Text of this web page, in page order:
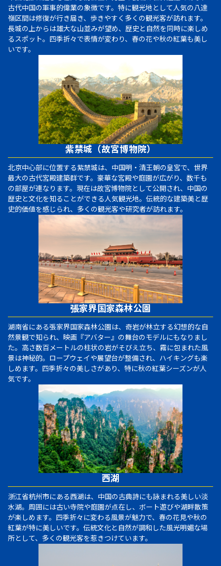
古代中国の軍事的偉業の象徴です。特に観光地として人気の八達
嶺区間は修復が行き届き、歩きやすく多くの観光客が訪れます。
長城の上からは雄大な山並みが望め、歴史と自然を同時に楽しめ
るスポット。四季折々で表情が変わり、春の花や秋の紅葉も美し
いです。
紫禁城（故宮博物院）
北京中心部に位置する紫禁城は、中国明・清王朝の皇宮で、世界
最大の古代宮殿建築群です。豪華な宮殿や庭園が広がり、数千も
の部屋が連なります。現在は故宮博物院として公開され、中国の
歴史と文化を知ることができる人気観光地。伝統的な建築美と歴
史的価値を感じられ、多くの観光客や研究者が訪れます。
張家界国家森林公園
湖南省にある張家界国家森林公園は、奇岩が林立する幻想的な自
然景観で知られ、映画『アバター』の舞台のモデルにもなりまし
た。高さ数百メートルの柱状の岩がそびえ立ち、霧に包まれた風
景は神秘的。ロープウェイや展望台が整備され、ハイキングも楽
しめます。四季折々の美しさがあり、特に秋の紅葉シーズンが人
気です。
西湖
浙江省杭州市にある西湖は、中国の古典詩にも詠まれる美しい淡
水湖。周囲には古い寺院や庭園が点在し、ボート遊びや湖畔散策
が楽しめます。四季折々に変わる風景が魅力で、春の花見や秋の
紅葉が特に美しいです。伝統文化と自然が調和した風光明媚な場
所として、多くの観光客を惹きつけています。